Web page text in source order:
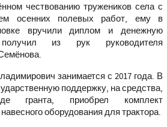
чествованию тружеников села с
осенних полевых работ, ему в
вручили диплом и денежную
из рук руководителя
занимается с 2017 года. В
поддержку, на средства,
гранта, приобрел комплект
оборудования для трактора.